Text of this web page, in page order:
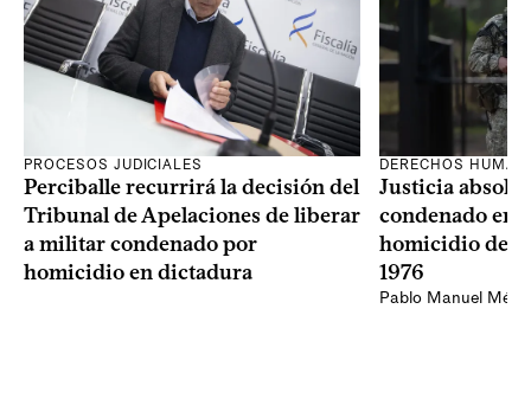
PROCESOS JUDICIALES
Perciballe recurrirá la decisión del
Tribunal de Apelaciones de liberar
a militar condenado por
homicidio en dictadura
DERECHOS
Justicia
condenado en
homicidio de
1976
Pablo Manuel